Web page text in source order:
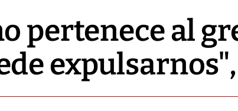
pertenece al